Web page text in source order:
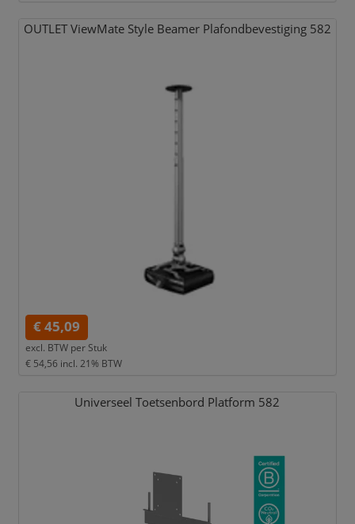
OUTLET ViewMate Style Beamer Plafondbevestiging 582
€ 45,09
excl. BTW per Stuk
€ 54,56 incl. 21% BTW
Universeel Toetsenbord Platform 582